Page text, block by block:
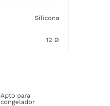
Silicona
12 Ø
Apto para
congelador